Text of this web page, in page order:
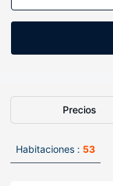
Precios
Habitaciones : 53